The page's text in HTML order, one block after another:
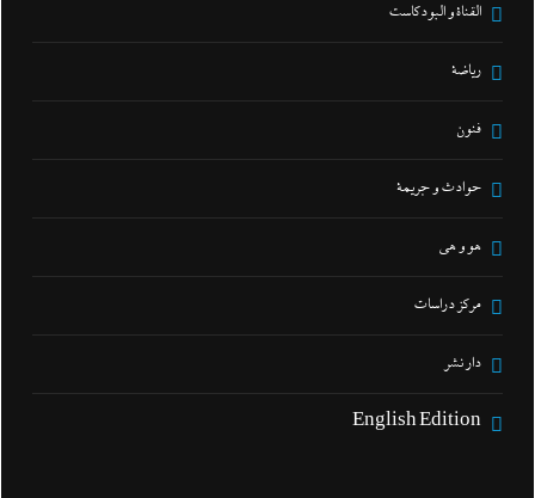
القناة و البودكاست
رياضة
فنون
حوادث و جريمة
هو و هي
مركز دراسات
دار نشر
English Edition